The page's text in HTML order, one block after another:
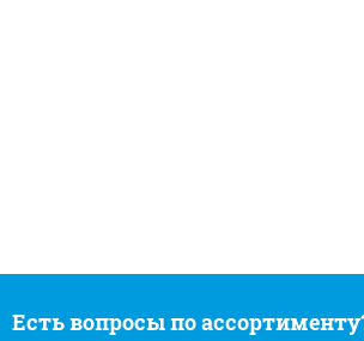
Есть вопросы по